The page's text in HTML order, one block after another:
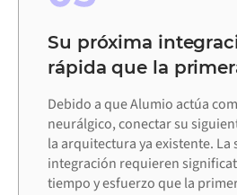
Su próxima
rápida que la
Debido a que Alumio actúa
neurálgico, conectar su
la arquitectura ya existente. La
integración requieren
tiempo y esfuerzo que la